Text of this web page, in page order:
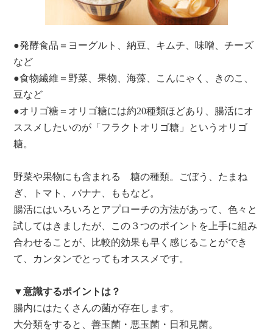
●発酵食品＝ヨーグルト、納豆、キムチ、味噌、チーズ
など
●食物繊維＝野菜、果物、海藻、こんにゃく、きのこ、
豆など
●オリゴ糖＝オリゴ糖には約20種類ほどあり、腸活にオ
ススメしたいのが「フラクトオリゴ糖」というオリゴ
糖。
野菜や果物にも含まれる 糖の種類。ごぼう、たまね
ぎ、トマト、バナナ、ももなど。
腸活にはいろいろとアプローチの方法があって、色々と
試してはきましたが、この３つのポイントを上手に組み
合わせることが、比較的効果も早く感じることができ
て、カンタンでとってもオススメです。
▼意識するポイントは？
腸内にはたくさんの菌が存在します。
大分類をすると、善玉菌・悪玉菌・日和見菌。